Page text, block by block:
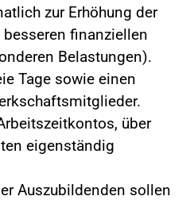
zur Erhöhung der
finanziellen
Belastungen).
Tage sowie einen
über
eigenständig
Auszubildenden sollen